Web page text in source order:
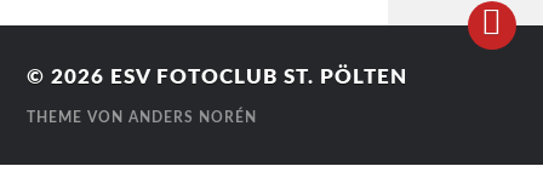
© 2026 ESV FOTOCLUB ST. PÖLTEN
THEME VONANDERS NORÉN